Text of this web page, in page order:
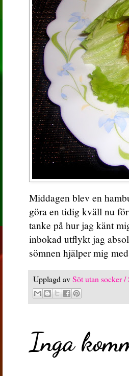
Middagen blev en
göra en tidig kväll nu
tanke på hur jag känt
inbokad utflykt jag
sömnen hjälper mig
Upplagd avSöt utan socker
Inga